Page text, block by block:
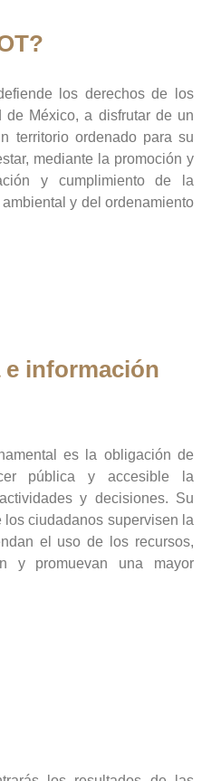
los derechos de los
de México, a disfrutar de un
territorio ordenado para su
mediante la promoción y
y cumplimiento de la
y del ordenamiento
e información
es la obligación de
pública y accesible la
y decisiones. Su
los ciudadanos supervisen la
el uso de los recursos,
y promuevan una mayor